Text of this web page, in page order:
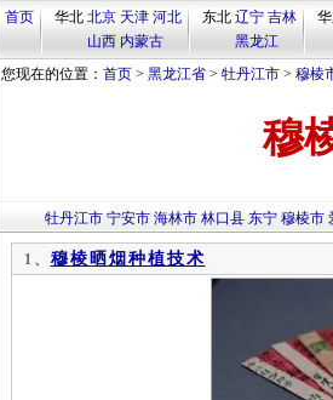
首页 华北 北京 天津 河北
山西 内蒙古
东北 辽宁 吉林
黑龙江
您现在的位置： 首页> 黑龙江省> 牡丹江市> 穆棱
穆
牡丹江市 宁安市 海林市 林口县 东宁 穆棱市
1、 穆棱晒烟种植技术